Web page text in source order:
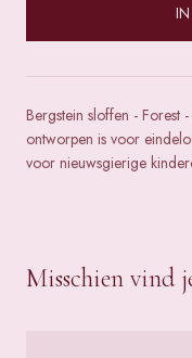
Bergstein sloffen - Forest
ontworpen is voor
voor nieuwsgierige
Misschien vind